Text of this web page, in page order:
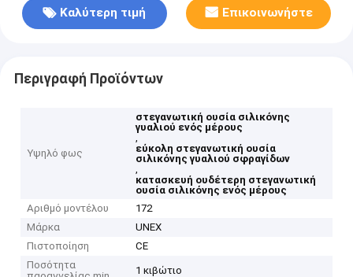
Καλύτερη τιμή Επικοινωνήστε
Περιγραφή Προϊόντων
Υψηλό φως
στεγανωτική ουσία σιλικόνης
γυαλιού ενός μέρους
,
εύκολη στεγανωτική ουσία
σιλικόνης γυαλιού σφραγίδων
,
κατασκευή ουδέτερη στεγανωτική
ουσία σιλικόνης ενός μέρους
Αριθμό μοντέλου
172
Μάρκα
UNEX
Πιστοποίηση
CE
Ποσότητα
1 κιβώτιο